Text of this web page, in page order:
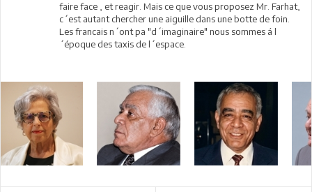
faire face , et reagir. Mais ce que vous proposez Mr. Farhat,
c´est autant chercher une aiguille dans une botte de foin.
Les francais n´ont pa "d´imaginaire" nous sommes á l
´époque des taxis de l´espace.